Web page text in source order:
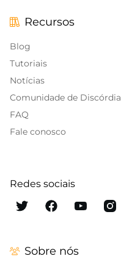
Recursos
Blog
Tutoriais
Notícias
Comunidade de Discórdia
FAQ
Fale conosco
Redes sociais
Sobre nós